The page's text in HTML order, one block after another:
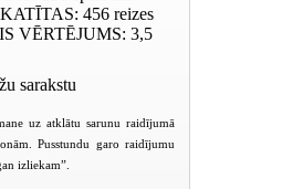
: 456 reizes
VĒRTĒJUMS: 3,5
sarakstu
uz atklātu sarunu raidījumā
Pusstundu garo raidījumu
izliekam”.